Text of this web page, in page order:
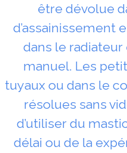
être dévolue
d’assainissement
dans le
manuel. Les
tuyaux ou dans le
résolues sans
d’utiliser du
délai ou de la